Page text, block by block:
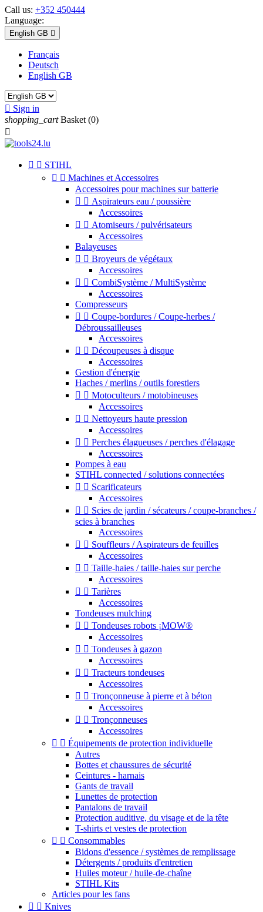
Call us: +352 450444
Language:
English GB 
Français
Deutsch
English GB
 Sign in
shopping_cart Basket (0)

  STIHL
  Machines et Accessoires
Accessoires pour machines sur batterie
  Aspirateurs eau / poussière
Accessoires
  Atomiseurs / pulvérisateurs
Accessoires
Balayeuses
  Broyeurs de végétaux
Accessoires
  CombiSystème / MultiSystème
Accessoires
Compresseurs
  Coupe-bordures / Coupe-herbes /
Débroussailleuses
Accessoires
  Découpeuses à disque
Accessoires
Gestion d'énergie
Haches / merlins / outils forestiers
  Motoculteurs / motobineuses
Accessoires
  Nettoyeurs haute pression
Accessoires
  Perches élagueuses / perches d'élagage
Accessoires
Pompes à eau
STIHL connected / solutions connectées
  Scarificateurs
Accessoires
  Scies de jardin / sécateurs / coupe-branches /
scies à branches
Accessoires
  Souffleurs / Aspirateurs de feuilles
Accessoires
  Taille-haies / taille-haies sur perche
Accessoires
  Tarières
Accessoires
Tondeuses mulching
  Tondeuses robots ¡MOW®
Accessoires
  Tondeuses à gazon
Accessoires
  Tracteurs tondeuses
Accessoires
  Tronçonneuse à pierre et à béton
Accessoires
  Tronçonneuses
Accessoires
  Équipements de protection individuelle
Autres
Bottes et chaussures de sécurité
Ceintures - harnais
Gants de travail
Lunettes de protection
Pantalons de travail
Protection auditive, du visage et de la tête
T-shirts et vestes de protection
  Consommables
Bidons d'essence / systèmes de remplissage
Détergents / produits d'entretien
Huiles moteur / huile-de-chaîne
STIHL Kits
Articles pour les fans
  Knives